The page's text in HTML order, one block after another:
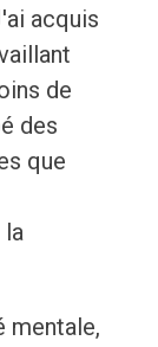
acquis
de
des
que
la
mentale,